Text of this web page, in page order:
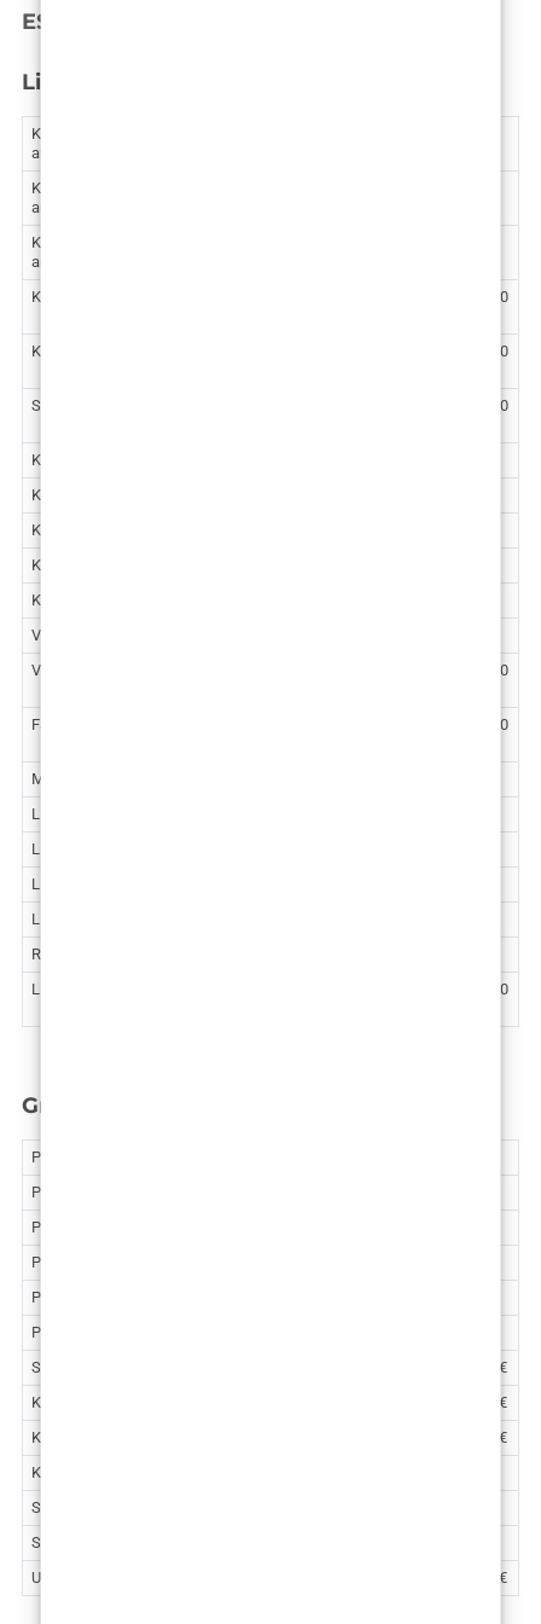
ESTETSKA KIRURGIJA - CJENIK
Lice i vrat
Korekcija očnih kapaka (donji ili gornji) – lokalna
anestezija
Korekcija očnih kapaka (donji ili gornji) – opća
anestezija
Korekcija očnih kapaka (donji i gornji) – opća
anestezija
Korekcija nosa (rinoplastika ili septorinoplastika)
2.600 – 3.100
Korekcija devijacije septuma (septoplastika)
2.150 – 2.400
Sekundarna korekcija nosa
3.200 – 3.720
Korekcija rascjepa usne, nosa i nepca
Korekcija ušiju – lokalna anestezija
Korekcija ušiju – opća anestezija
Korekcija brade ugradnjom implantata
Korekcija brade osteotomijom
VASERlipo ultrazvučna liposukcija podbratka
VASERlipo ultrazvučna liposukcija vrata
2.124 – 2.300
Face Lifting
4.230 – 5.100
Mini lifting lica
Lifting obrva
Lifting obrva – opća anestezija
Lifting srednjeg dijela lica
Lip Lift – kirurško podizanje usne
Redukcija bukalnih masnih jastučića
Lipofiling lica
1.460 – 2.800
Grudi
Povećanje grudi – okrugli implantati
Povećanje grudi – anatomski implantati
Povećanje i podizanje grudi – okrugli implantati
Povećanje i podizanje grudi – anatomski implantati
Povećanje grudi vlastitim masnim tkivom
Podizanje grudi
Smanjenje grudi
5.575 – 6.570 €
Korekcija asimetrije grudi
4.380 – 5.110 €
Korekcija grudi po operaciji tumora
3.319 – 5.309 €
Korekcija veličine areola
Smanjenje muških grudi kirurška metoda
Smanjenje muških grudi VaserLipo
Uklanjanje fibrocističnih promjena u dojci
1.070 – 1.600 €